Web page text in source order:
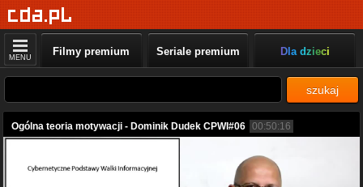
MENU Filmy premium Seriale premium Dla dzieci
szukaj
Ogólna teoria motywacji - Dominik Dudek CPWI#06 00:50:16